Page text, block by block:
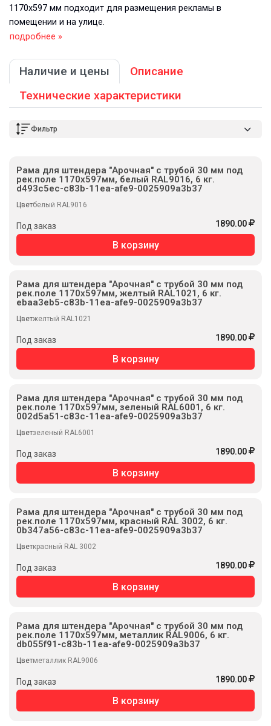
1170х597 мм подходит для размещения рекламы в
помещении и на улице.
подробнее »
Наличие и цены
Описание
Технические характеристики
Фильтр
Рама для штендера "Арочная" с трубой 30 мм под
рек.поле 1170х597мм, белый RAL9016, 6 кг.
d493c5ec-c83b-11ea-afe9-0025909a3b37
Цветбелый RAL9016
Под заказ 1890.00
В корзину
Рама для штендера "Арочная" с трубой 30 мм под
рек.поле 1170х597мм, желтый RAL1021, 6 кг.
ebaa3eb5-c83b-11ea-afe9-0025909a3b37
Цветжелтый RAL1021
Под заказ 1890.00
В корзину
Рама для штендера "Арочная" с трубой 30 мм под
рек.поле 1170х597мм, зеленый RAL6001, 6 кг.
002d5a51-c83c-11ea-afe9-0025909a3b37
Цветзеленый RAL6001
Под заказ 1890.00
В корзину
Рама для штендера "Арочная" с трубой 30 мм под
рек.поле 1170х597мм, красный RAL 3002, 6 кг.
0b347a56-c83c-11ea-afe9-0025909a3b37
Цветкрасный RAL 3002
Под заказ 1890.00
В корзину
Рама для штендера "Арочная" с трубой 30 мм под
рек.поле 1170х597мм, металлик RAL9006, 6 кг.
db055f91-c83b-11ea-afe9-0025909a3b37
Цветметаллик RAL9006
Под заказ 1890.00
В корзину